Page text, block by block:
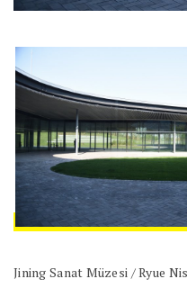
Jining Sanat Müzesi / Ryue